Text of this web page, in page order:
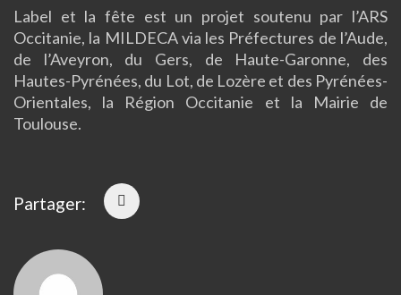
Label et la fête est un projet soutenu par l’ARS
Occitanie, la MILDECA via les Préfectures de l’Aude,
de l’Aveyron, du Gers, de Haute-Garonne, des
Hautes-Pyrénées, du Lot, de Lozère et des Pyrénées-
Orientales, la Région Occitanie et la Mairie de
Toulouse.
Partager: